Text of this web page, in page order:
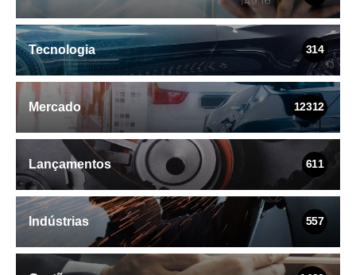
Tecnologia 314
Mercado 12312
Lançamentos 611
Indústrias 557